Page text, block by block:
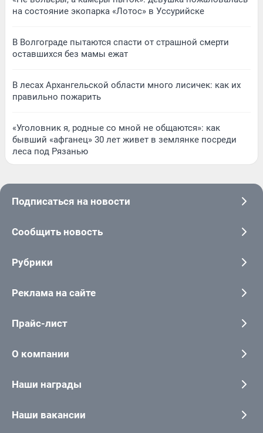
на состояние экопарка «Лотос» в Уссурийске
В Волгограде пытаются спасти от страшной смерти
оставшихся без мамы ежат
В лесах Архангельской области много лисичек: как их
правильно пожарить
«Уголовник я, родные со мной не общаются»: как
бывший «афганец» 30 лет живет в землянке посреди
леса под Рязанью
Подписаться на новости
Сообщить новость
Рубрики
Реклама на сайте
Прайс-лист
О компании
Наши награды
Наши вакансии